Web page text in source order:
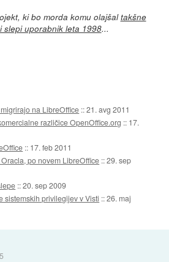
ki bo morda komu olajšaltakšne
slepi uporabnik leta 1998...
na LibreOffice ::21. avg 2011
različice OpenOffice.org :: 17.
:: 17. feb 2011
po novem LibreOffice ::29. sep
::20. sep 2009
sistemskih privilegijev v Visti ::26. maj